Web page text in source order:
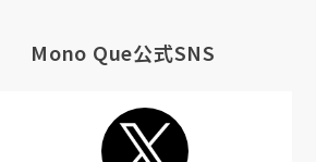
Mono Que公式SNS